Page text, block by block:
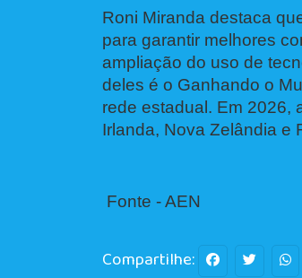
Roni Miranda destaca
para garantir melhores
ampliação do uso de
deles é o Ganhando o
rede estadual. Em 2026,
Irlanda, Nova Zelândia e
Fonte - AEN
Compartilhe: